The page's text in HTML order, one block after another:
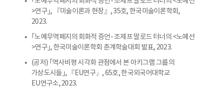
>연구｣, 『미술이론과 현장』, 35호, 한국미술이론학회,
2023.
｢노예무역폐지의 회화적 증언- 조제프 말로드 터너의 <노예선
>연구｣, 한국미술이론학회 춘계학술대회 발표, 2023.
(공저) ｢역사비평 시각화 관점에서 본 아키그램 그룹의
가상도시들｣, 『EU연구』, 65호, 한국외국어대학교
EU연구소, 2023.